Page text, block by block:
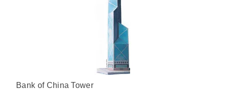
Bank of China Tower